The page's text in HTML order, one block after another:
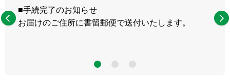
■手続完了のお知らせ
お届けのご住所に書留郵便で送付いたします。